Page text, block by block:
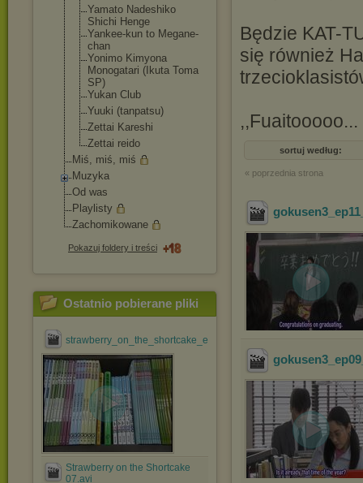
Yamato Nadeshiko
Shichi Henge
Yankee-kun to Megane-
chan
Yonimo Kimyona
Monogatari (Ikuta Toma
SP)
Yukan Club
Yuuki (tanpatsu)
Zettai Kareshi
Zettai reido
Miś, miś, miś
Muzyka
Od was
Playlisty
Zachomikowane
Pokazuj foldery i treści
Ostatnio pobierane pliki
strawberry_on_the_shortcake_ep_#01_[jdrama@efnet].avi
Strawberry on the Shortcake
07.avi
Będzie KAT-
się również
,,Fuaitooooo...
sortuj według:
« poprzednia strona